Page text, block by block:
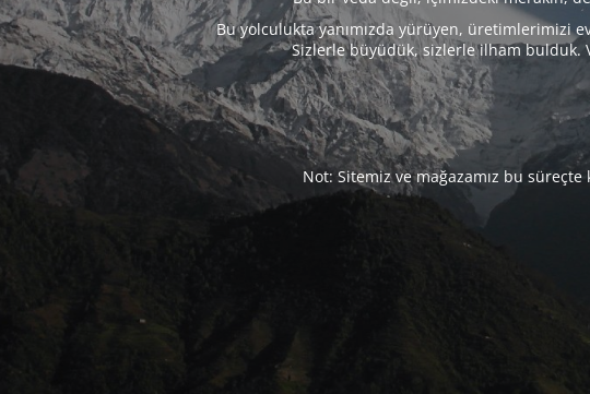
Bu yolculukta yanımızda yürüyen, üretimlerimizi
Sizlerle büyüdük, sizlerle ilham bulduk.
Not: Sitemiz ve mağazamız bu süreçte